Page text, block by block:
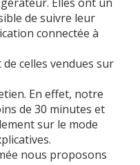
de suivre leur
connectée à
celles vendues sur
En effet, notre
de 30 minutes et
sur le mode
nous proposons